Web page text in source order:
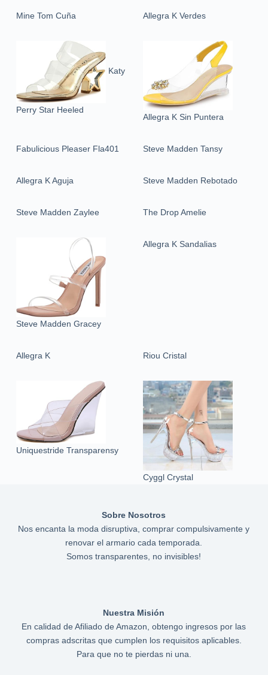
Mine Tom Cuña Allegra K Verdes
Katy
Perry Star Heeled
Allegra K Sin Puntera
Fabulicious Pleaser Fla401 Steve Madden Tansy
Allegra K Aguja Steve Madden Rebotado
Steve Madden Zaylee The Drop Amelie
Steve Madden Gracey
Allegra K Sandalias
Allegra K Riou Cristal
Uniquestride Transparensy
Cyggl Crystal
Sobre Nosotros
Nos encanta la moda disruptiva, comprar compulsivamente y
renovar el armario cada temporada.
Somos transparentes, no invisibles!
Nuestra Misión
En calidad de Afiliado de Amazon, obtengo ingresos por las
compras adscritas que cumplen los requisitos aplicables.
Para que no te pierdas ni una.